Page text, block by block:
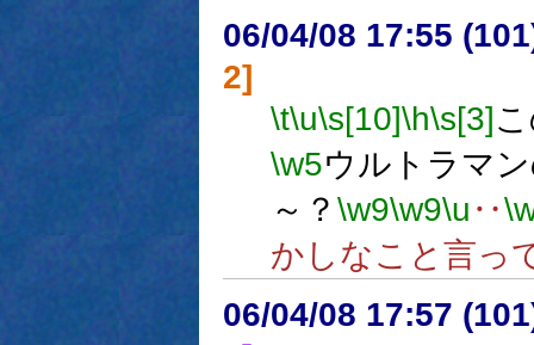
06/04/08 17:55
2]
\t\u\s[10]\h\s[3]
\w5ウルトラマ
～？ \w9\w9\u ‥
かしなこと言っ
06/04/08 17:57